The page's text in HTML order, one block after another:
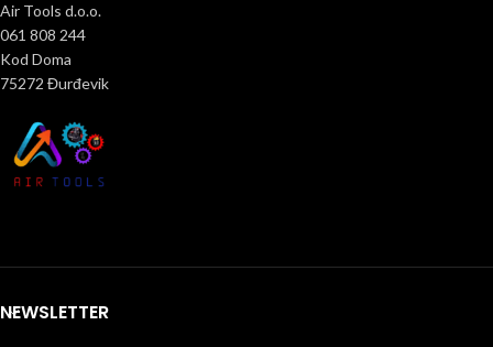
Air Tools d.o.o.
061 808 244
Kod Doma
75272 Đurđevik
NEWSLETTER